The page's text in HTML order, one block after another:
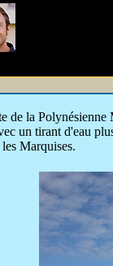
la
un tirant d'eau
Marquises.